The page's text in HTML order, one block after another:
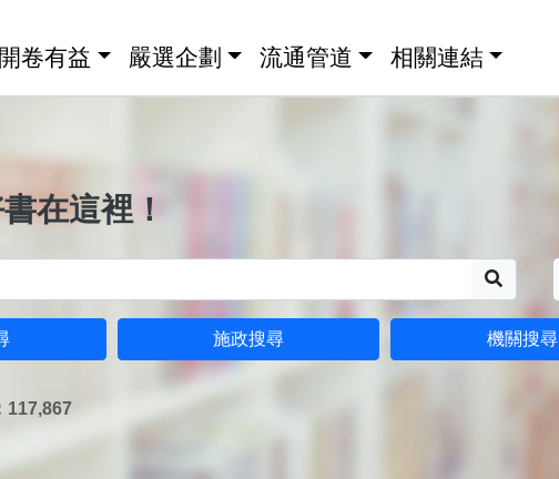
卷有益 嚴選企劃 流通管道 相關連結
在這裡！
施政搜尋 機關搜尋
117,867